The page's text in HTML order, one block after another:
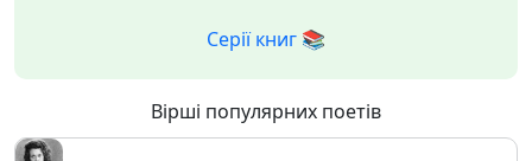
Серії книг 📚
Вірші популярних поетів